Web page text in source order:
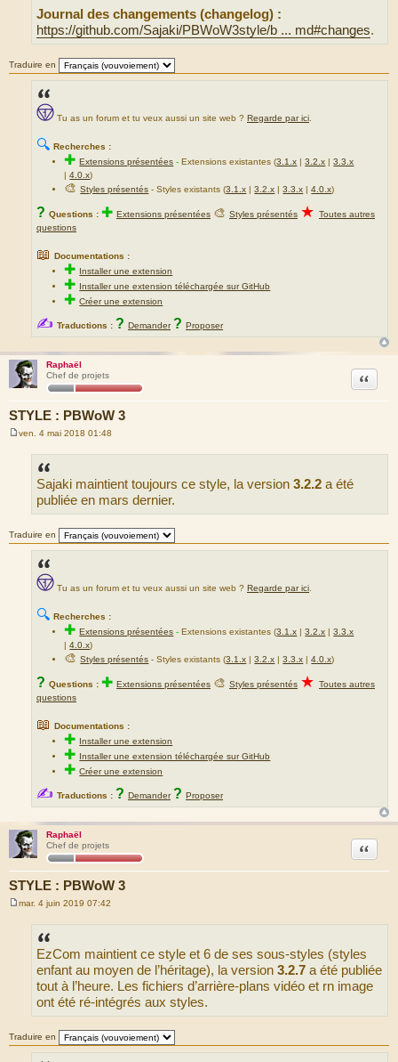
Journal des changements (changelog) :
https://github.com/Sajaki/PBWoW3style/b ... md#changes.
Traduire en
Tu as un forum et tu veux aussi un site web ? Regarde par ici.
🔍 Recherches :
✚Extensions présentées - Extensions existantes (3.1.x |3.2.x |3.3.x
|4.0.x)
🎨Styles présentés - Styles existants (3.1.x |3.2.x |3.3.x |4.0.x)
? Questions : ✚ Extensions présentées 🎨 Styles présentés ★ Toutes autres
questions
📖 Documentations :
✚ Installer une extension
✚ Installer une extension téléchargée sur GitHub
✚Créer une extension
✍ Traductions : ? Demander ? Proposer
Raphaël
Chef de projets
STYLE : PBWoW 3
Citation
ven. 4 mai 2018 01:48
Sajaki maintient toujours ce style, la version 3.2.2 a été
publiée en mars dernier.
Traduire en
Tu as un forum et tu veux aussi un site web ? Regarde par ici.
🔍 Recherches :
✚Extensions présentées - Extensions existantes (3.1.x |3.2.x |3.3.x
|4.0.x)
🎨Styles présentés - Styles existants (3.1.x |3.2.x |3.3.x |4.0.x)
? Questions : ✚ Extensions présentées 🎨 Styles présentés ★ Toutes autres
questions
📖 Documentations :
✚ Installer une extension
✚ Installer une extension téléchargée sur GitHub
✚Créer une extension
✍ Traductions : ? Demander ? Proposer
Raphaël
Chef de projets
STYLE : PBWoW 3
Citation
mar. 4 juin 2019 07:42
EzCom maintient ce style et 6 de ses sous-styles (styles
enfant au moyen de l’héritage), la version 3.2.7 a été publiée
tout à l’heure. Les fichiers d’arrière-plans vidéo et rn image
ont été ré-intégrés aux styles.
Traduire en